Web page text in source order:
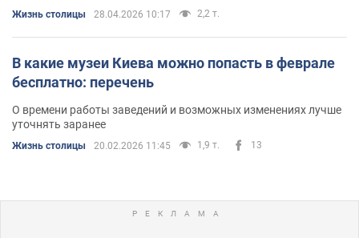
Жизнь столицы 28.04.2026 10:17 2,2 т.
В какие музеи Киева можно попасть в феврале
бесплатно: перечень
О времени работы заведений и возможных изменениях лучше
уточнять заранее
Жизнь столицы 20.02.2026 11:45 1,9 т. 13